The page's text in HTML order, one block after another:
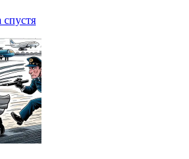
спустя